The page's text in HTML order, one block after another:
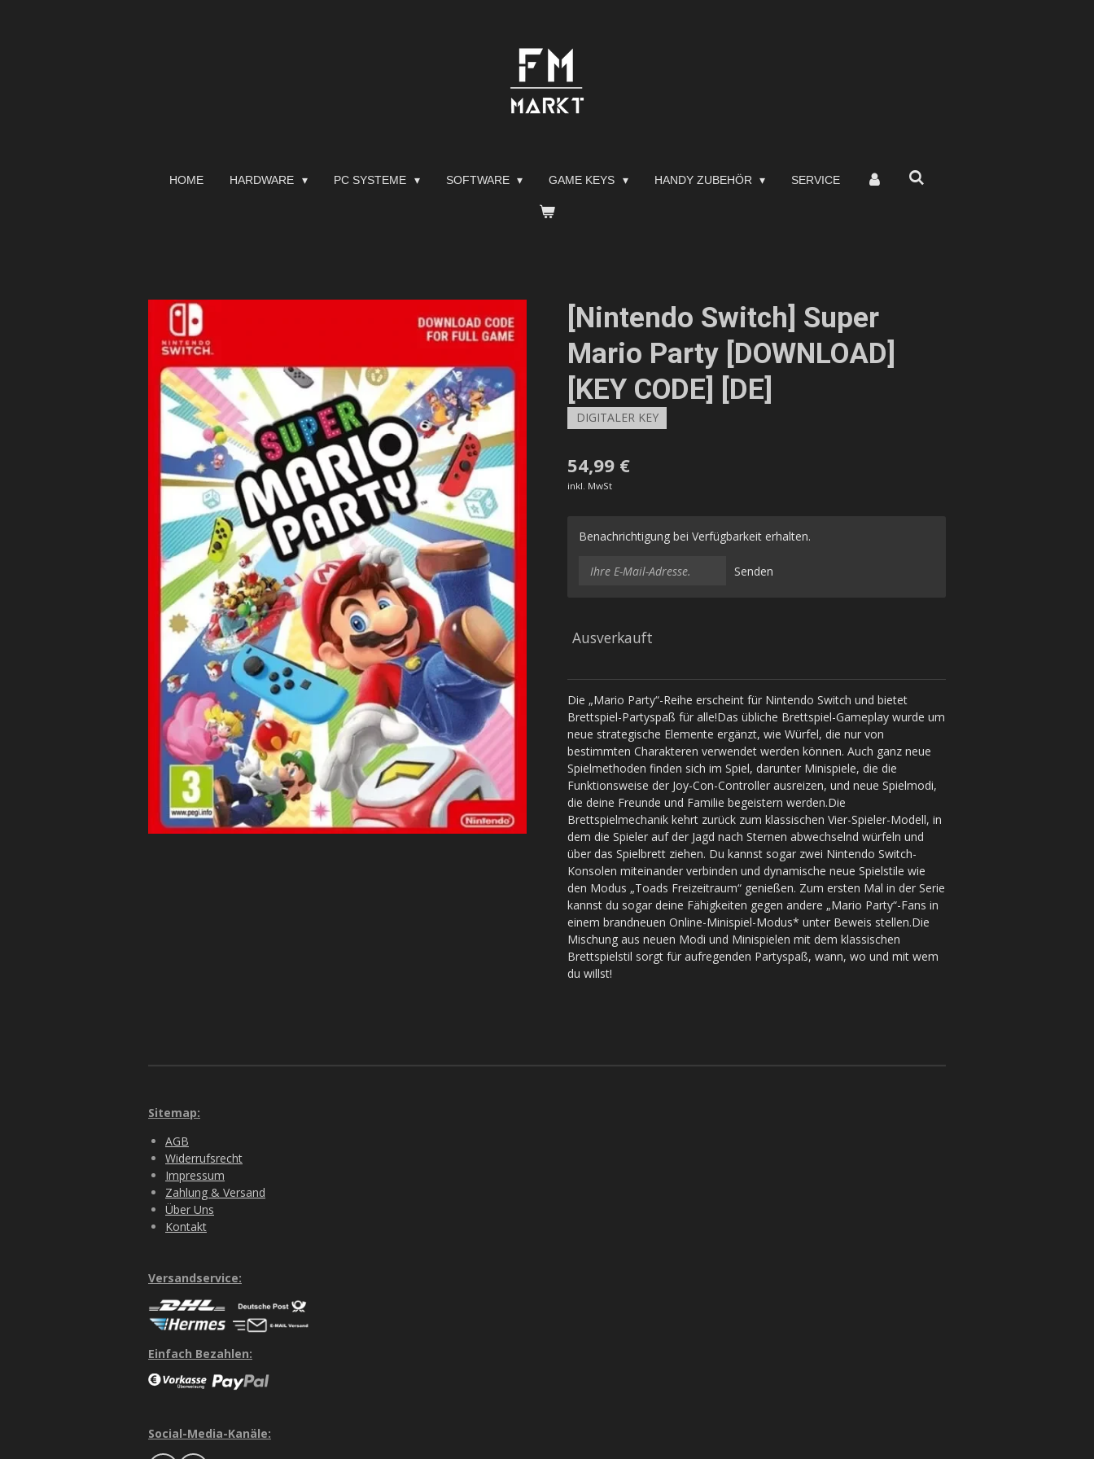
HOME HARDWARE PC SYSTEME SOFTWARE GAME KEYS HANDY ZUBEHÖR SERVICE
[Nintendo Switch] Super
Mario Party [DOWNLOAD]
[KEY CODE] [DE]
DIGITALER KEY
54,99 €
inkl. MwSt
Benachrichtigung bei Verfügbarkeit erhalten.
Senden
Ausverkauft
Die „Mario Party“-Reihe erscheint für Nintendo Switch und bietet
Brettspiel-Partyspaß für alle!Das übliche Brettspiel-Gameplay wurde um
neue strategische Elemente ergänzt, wie Würfel, die nur von
bestimmten Charakteren verwendet werden können. Auch ganz neue
Spielmethoden finden sich im Spiel, darunter Minispiele, die die
Funktionsweise der Joy-Con-Controller ausreizen, und neue Spielmodi,
die deine Freunde und Familie begeistern werden.Die
Brettspielmechanik kehrt zurück zum klassischen Vier-Spieler-Modell, in
dem die Spieler auf der Jagd nach Sternen abwechselnd würfeln und
über das Spielbrett ziehen. Du kannst sogar zwei Nintendo Switch-
Konsolen miteinander verbinden und dynamische neue Spielstile wie
den Modus „Toads Freizeitraum“ genießen. Zum ersten Mal in der Serie
kannst du sogar deine Fähigkeiten gegen andere „Mario Party“-Fans in
einem brandneuen Online-Minispiel-Modus* unter Beweis stellen.Die
Mischung aus neuen Modi und Minispielen mit dem klassischen
Brettspielstil sorgt für aufregenden Partyspaß, wann, wo und mit wem
du willst!
Sitemap:
AGB
Widerrufsrecht
Impressum
Zahlung & Versand
Über Uns
Kontakt
Versandservice:
Einfach Bezahlen:
Social-Media-Kanäle: